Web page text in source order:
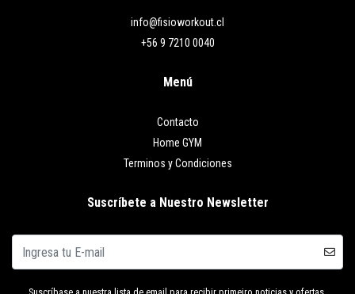
info@fisioworkout.cl
+56 9 7210 0040
Menú
Contacto
Home GYM
Terminos y Condiciones
Suscríbete a Nuestro Newsletter